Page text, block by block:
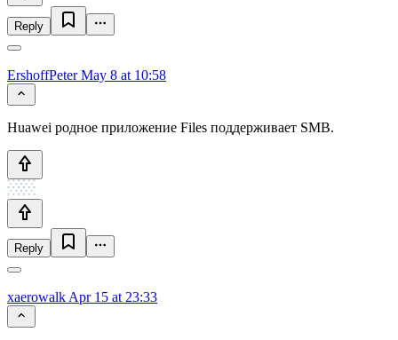
Reply
ErshoffPeterMay 8 at 10:58
Huawei родное приложение Files поддерживает SMB.
Reply
xaerowalk Apr 15 at 23:33